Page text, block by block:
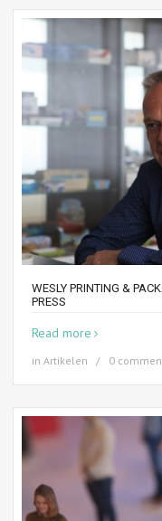
WESLY PRINTING &
PRESS
Read more
in Artikelen 0